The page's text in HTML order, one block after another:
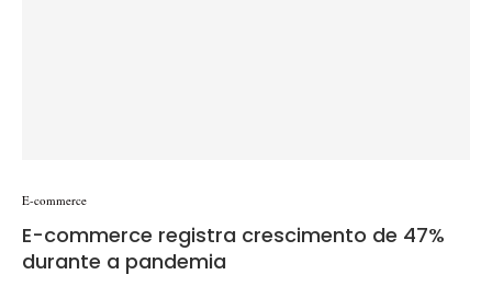
E-commerce
E-commerce registra crescimento de 47%
durante a pandemia